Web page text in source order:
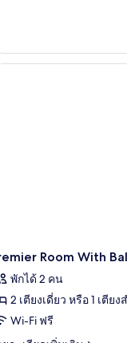
Room With
พักได้ 2 คน
2 เตียงเดี่ยว หรือ 1 เตีย
Wi-Fi ฟรี